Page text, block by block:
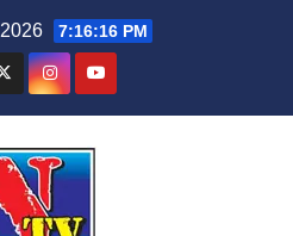
7:16:17 PM